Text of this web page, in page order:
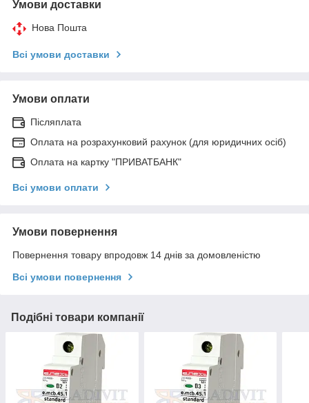
Умови доставки
Нова Пошта
Всі умови доставки
Умови оплати
Післяплата
Оплата на розрахунковий рахунок (для юридичних осіб)
Оплата на картку "ПРИВАТБАНК"
Всі умови оплати
Умови повернення
Повернення товару впродовж 14 днів за домовленістю
Всі умови повернення
Подібні товари компанії